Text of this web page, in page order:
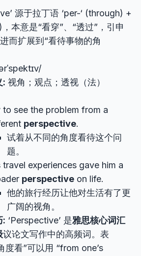
源于拉丁语 ‘per-‘ (through) +
本意是“看穿”、“透过”，引申
而扩展到“看待事物的角
: 视角；观点；透视（法）
to see the problem from a
perspective.
试着从不同的角度看待这个问
题。
travel experiences gave him a
perspective on life.
他的旅行经历让他对生活有了更
广阔的视角。
: ‘Perspective’ 是雅思核心词汇
议论文写作中的高频词。表
度看”可以用 “from one’s